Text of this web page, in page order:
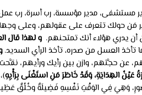
مستشفى، مدير مؤسسة، رب أسرة، رب
حولك تتعرف على عقولهم، وعلى
يدري هؤلاء أنك تمتحنهم. و لهذا قال
تأخذ العسل من صدره، تأخذ الرأي السديد.
عن حجَّتهم، وازن بين رأيك ورأيهم،
عَيْنُ الهِدَايَةِ، وَقَدْ خَاطَرَ مَنِ استَغْنَى بِرَأْيِهِ
وَهِيَ فِي الوَقْتِ نَفْسِهِ فَضِيلَةٌ وخُلُقٌ عَظِيمٌ